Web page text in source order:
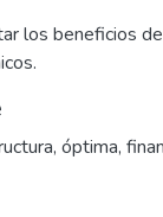
los beneficios
, óptima,